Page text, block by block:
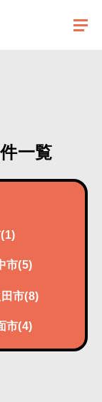
で休業とさせていた
一覧
(1)
市(5)
田市(8)
市(4)